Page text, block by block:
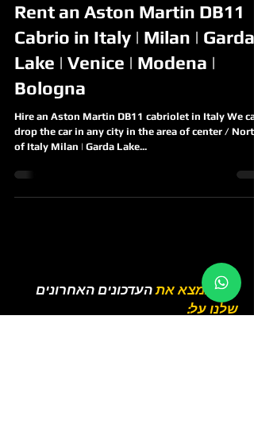
Rent an Aston Martin DB11
Cabrio in Italy | Milan | Garda
Lake | Venice | Modena |
Bologna
Hire an Aston Martin DB11 cabriolet in Italy We can
drop the car in any city in the area of center / North
of Italy Milan | Garda Lake...
כאן תמצא אתהעדכונים האחרונים
שלנו על: